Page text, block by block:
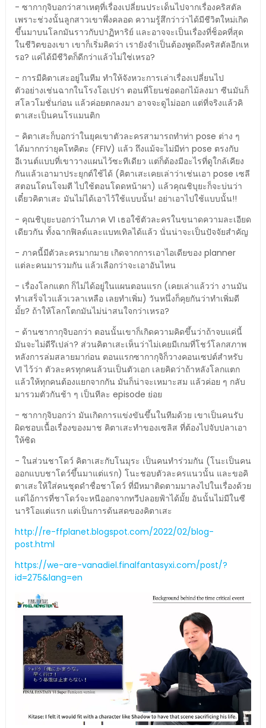
- ซากากุจิบอกว่าสาเหตุที่เรื่องเปลี่ยนประเด็นไปจากเรื่องคริสตัล
เพราะช่วงนั้นลูกสาวเขาพึ่งคลอด ความรู้สึกว่าว่าได้มีชีวิตใหม่เกิด
ขึ้นมาบนโลกมันราวกับปาฏิหาริย์ และอาจจะเป็นเรื่องที่ช็อคที่สุด
ในชีวิตของเขา เขาก็เริ่มคิดว่า เรายังจำเป็นต้องพูดถึงคริสตัลอีกเห
รอ? แค่ได้มีชีวิตก็ดีกว่าแล้วไม่ใช่เหรอ?
- การมีคิตาเสะอยู่ในทีม ทำให้จังหวะการเล่าเรื่องเปลี่ยนไป
ตัวอย่างเช่นฉากในโรงโอเปร่า ตอนที่โยนช่อดอกไม้ลงมา ซีนมันก็
สโลวโมชั่นก่อน แล้วค่อยตกลงมา อาจจะดูไม่ออก แต่ที่จริงแล้วคิ
ตาเสะเป็นคนโรแมนติก
- คิตาเสะก็บอกว่าในยุคเขาตัวละครสามารถทำท่า pose ต่าง ๆ
ได้มากกว่ายุคโทคิตะ (FFIV) แล้ว ถึงแม้จะไม่มีท่า pose ตรงกับ
อีเวนต์แบบที่เขาวางแผนไว้ซะทีเดียว แต่ก็ต้องมีอะไรที่ดูใกล้เคียง
กันแล้วเอามาประยุกต์ใช้ได้ (คิตาเสะเคยเล่าว่าเช่นเอา pose เซลี
สตอนโดนโจมตี ไปใช้ตอนโดดหน้าผา) แล้วคุณชิบุยะก็จะบ่นว่า
เดี๋ยวคิตาเสะ มันไม่ได้เอาไว้ใช้แบบนั้น! อย่าเอาไปใช้แบบนั้น!!
- คุณชิบุยะบอกว่าในภาค VI เธอใช้ตัวละครในขนาดความละเอียด
เดียวกัน ทั้งฉากฟิลด์และแบทเทิลได้แล้ว นั่นน่าจะเป็นปัจจัยสำคัญ
- ภาคนี้มีตัวละครมากมาย เกิดจากการเอาไอเดียของ planner
แต่ละคนมารวมกัน แล้วเลือกว่าจะเอาอันไหน
- เรื่องโลกแตก ก็ไม่ได้อยู่ในแผนตอนแรก (เคยเล่าแล้วว่า งานมัน
ทำเสร็จไวแล้วเวลาเหลือ เลยทำเพิ่ม) วันหนึ่งก็คุยกันว่าทำเพิ่มดี
มั้ย? ถ้าให้โลกโตกมันไม่น่าสนใจกว่าเหรอ?
- ด้านซากากุจิบอกว่า ตอนนั้นเขาก็เกิดความคิดขึ้นว่าถ้าจบแค่นี้
มันจะไม่ดีรึเปล่า? ส่วนคิตาเสะเห็นว่าไม่เคยมีเกมที่โชว์โลกสภาพ
หลังการล่มสลายมาก่อน ตอนแรกซากากุจิก็วางคอนเซปต์สำหรับ
VI ไว้ว่า ตัวละครทุกคนล้วนเป็นตัวเอก เลยคิดว่าถ้าหลังโลกแตก
แล้วให้ทุกคนต้องแยกจากกัน มันก็น่าจะเหมาะสม แล้วค่อย ๆ กลับ
มารวมตัวกันช้า ๆ เป็นทีละ episode ย่อย
- ซากากุจิบอกว่า มันเกิดการแข่งขันขึ้นในทีมด้วย เขาเป็นคนรับ
ผิดชอบเนื้อเรื่องของมาช คิตาเสะทำของเซลิส ที่ต้องไปจับปลาเอา
ให้ซิด
- ในส่วนชาโดว์ คิตาเสะกับโนมุระ เป็นคนทำร่วมกัน (โนะเป็นคน
ออกแบบชาโดว์ขึ้นมาแต่แรก) โนะชอบตัวละครแนวนั้น และขอคิ
ตาเสะให้ใส่คนชุดดำชื่อชาโดว์ ที่มีหมาติดตามมาลงไปในเรื่องด้วย
แต่ไอ้การที่ชาโดว์จะหนีออกจากทวีปลอยฟ้าได้มั้ย อันนั้นไม่มีในซี
นาริโอแต่แรก แต่เป็นการด้นสดของคิตาเสะ
http://re-ffplanet.blogspot.com/2022/02/blog-
post.html
https://we-are-vanadiel.finalfantasyxi.com/post/?
id=275&lang=en